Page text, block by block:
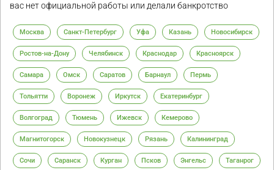
вас нет официальной работы или делали банкротство
Москва Санкт-Петербург Уфа Казань Новосибирск
Ростов-на-Дону Челябинск Краснодар Красноярск
Самара Омск Саратов Барнаул Пермь
Тольятти Воронеж Иркутск Екатеринбург
Волгоград Тюмень Ижевск Кемерово
Магнитогорск Новокузнецк Рязань Калининград
Сочи Саранск Курган Псков Энгельс Таганрог